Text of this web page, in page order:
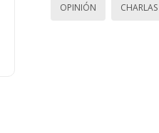
OPINIÓN CHARLAS